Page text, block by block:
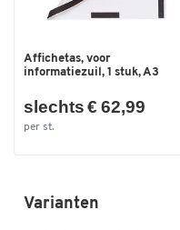
Affichetas, voor
informatiezuil, 1 stuk, A3
slechts € 62,99
per st.
Varianten